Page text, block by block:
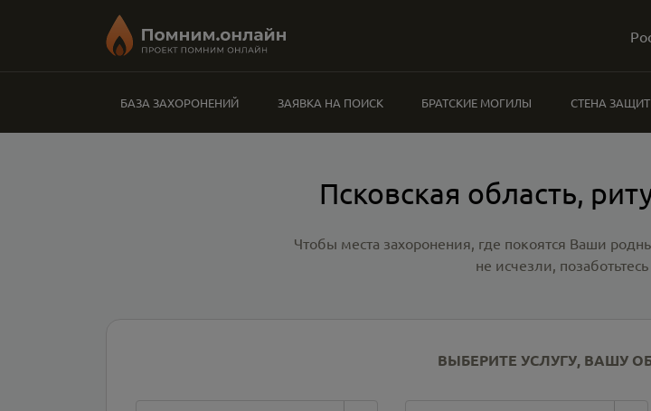
БАЗА ЗАХОРОНЕНИЙ ЗАЯВКА НА ПОИСК БРАТСКИЕ МОГИЛЫ СТЕНА
Псковская область,
Чтобы места захоронения, где покоятся Ваши
не исчезли,
ВЫБЕРИТЕ УСЛУГУ, ВАШУ